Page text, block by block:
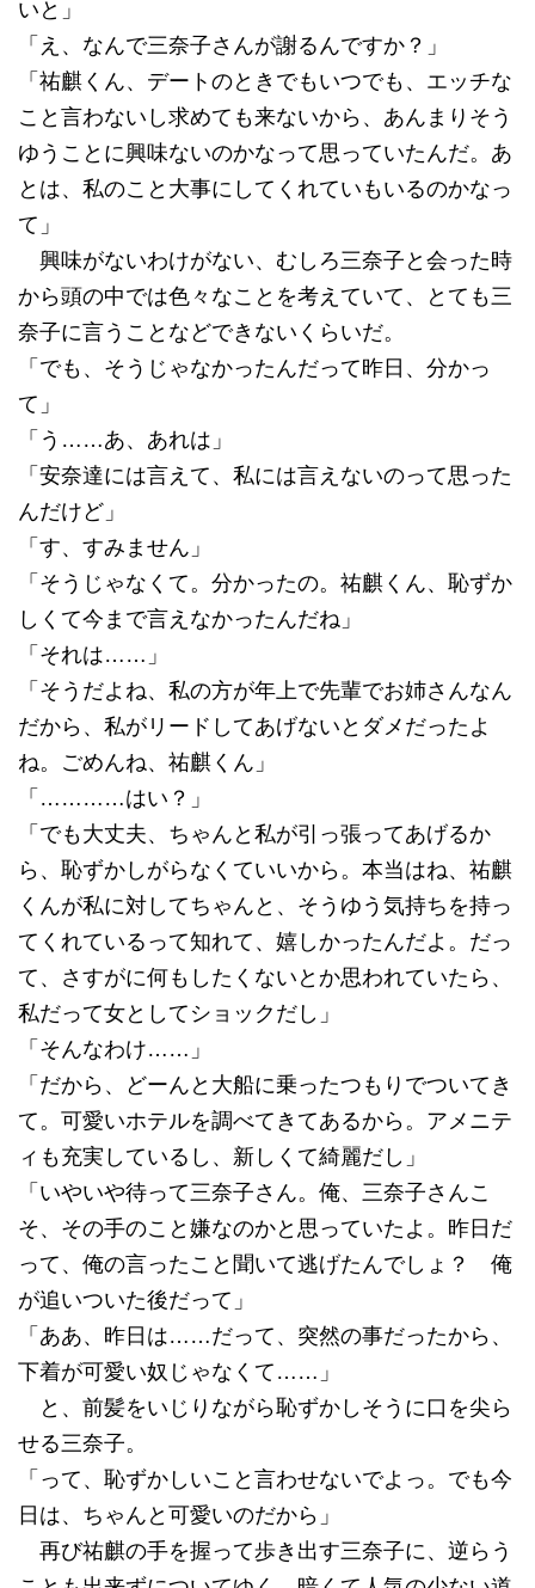
いと」
「え、なんで三奈子さんが謝るんですか？」
「祐麒くん、デートのときでもいつでも、エッチな
こと言わないし求めても来ないから、あんまりそう
ゆうことに興味ないのかなって思っていたんだ。あ
とは、私のこと大事にしてくれていもいるのかなっ
て」
興味がないわけがない、むしろ三奈子と会った時
から頭の中では色々なことを考えていて、とても三
奈子に言うことなどできないくらいだ。
「でも、そうじゃなかったんだって昨日、分かっ
て」
「う……あ、あれは」
「安奈達には言えて、私には言えないのって思った
んだけど」
「す、すみません」
「そうじゃなくて。分かったの。祐麒くん、恥ずか
しくて今まで言えなかったんだね」
「それは……」
「そうだよね、私の方が年上で先輩でお姉さんなん
だから、私がリードしてあげないとダメだったよ
ね。ごめんね、祐麒くん」
「…………はい？」
「でも大丈夫、ちゃんと私が引っ張ってあげるか
ら、恥ずかしがらなくていいから。本当はね、祐麒
くんが私に対してちゃんと、そうゆう気持ちを持っ
てくれているって知れて、嬉しかったんだよ。だっ
て、さすがに何もしたくないとか思われていたら、
私だって女としてショックだし」
「そんなわけ……」
「だから、どーんと大船に乗ったつもりでついてき
て。可愛いホテルを調べてきてあるから。アメニテ
ィも充実しているし、新しくて綺麗だし」
「いやいや待って三奈子さん。俺、三奈子さんこ
そ、その手のこと嫌なのかと思っていたよ。昨日だ
って、俺の言ったこと聞いて逃げたんでしょ？ 俺
が追いついた後だって」
「ああ、昨日は……だって、突然の事だったから、
下着が可愛い奴じゃなくて……」
と、前髪をいじりながら恥ずかしそうに口を尖ら
せる三奈子。
「って、恥ずかしいこと言わせないでよっ。でも今
日は、ちゃんと可愛いのだから」
再び祐麒の手を握って歩き出す三奈子に、逆らう